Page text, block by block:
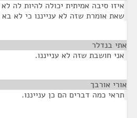
איזו סיבה אמיתית יכולה להיות לה
שאת אומרת שזה לא ענייננו כי לא
אתי בנדלר
אני חושבת שזה לא ענייננו.
אורי אורבך
תראי כמה דברים הם כן ענייננו.